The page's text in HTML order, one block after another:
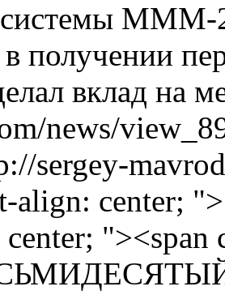
системы МММ-
получении
вклад на
news/
sergey-